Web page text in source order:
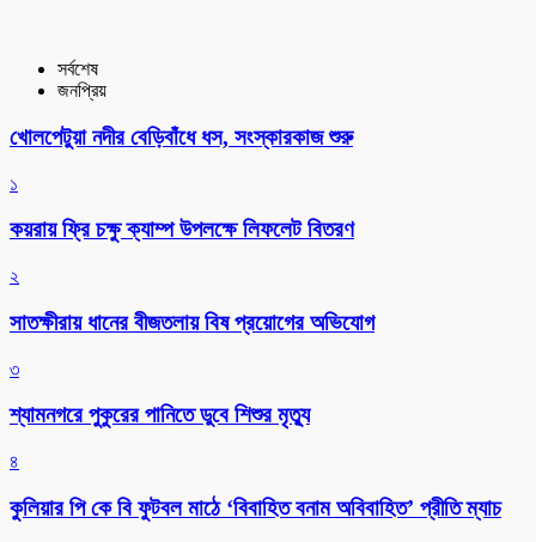
সর্বশেষ
জনপ্রিয়
খোলপেটুয়া নদীর বেড়িবাঁধে ধস, সংস্কারকাজ শুরু
১
কয়রায় ফ্রি চক্ষু ক্যাম্প উপলক্ষে লিফলেট বিতরণ
২
সাতক্ষীরায় ধানের বীজতলায় বিষ প্রয়োগের অভিযোগ
৩
শ্যামনগরে পুকুরের পানিতে ডুবে শিশুর মৃত্যু
৪
কুলিয়ার পি কে বি ফুটবল মাঠে ‘বিবাহিত বনাম অবিবাহিত’ প্রীতি ম্যাচ